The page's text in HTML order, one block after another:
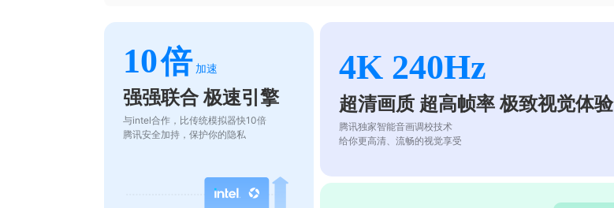
10倍 加速
强强联合 极速引擎
与intel合作，比传统模拟器快10倍
腾讯安全加持，保护你的隐私
4K 240Hz
超清画质 超高帧率 极致视觉体验
腾讯独家智能音画调校技术
给你更高清、流畅的视觉享受